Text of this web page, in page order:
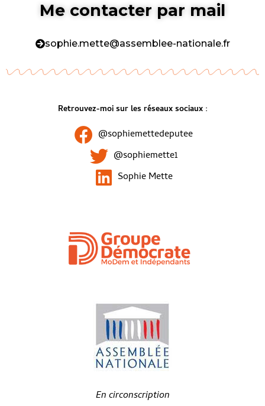
Me contacter par mail
sophie.mette@assemblee-nationale.fr
Retrouvez-moi sur les réseaux sociaux :
@sophiemettedeputee
@sophiemette1
Sophie Mette
En circonscription